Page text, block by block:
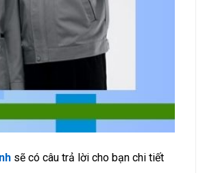
sẽ có câu trả lời cho bạn chi tiết